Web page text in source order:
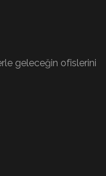
geleceğin ofislerini